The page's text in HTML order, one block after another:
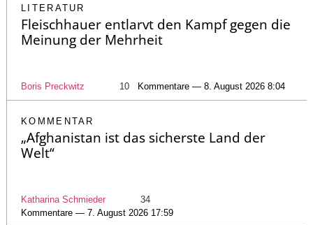
LITERATUR
Fleischhauer entlarvt den Kampf gegen die
Meinung der Mehrheit
Boris Preckwitz 10 Kommentare — 8. August 2026 8:04
KOMMENTAR
„Afghanistan ist das sicherste Land der
Welt“
Katharina Schmieder
34
Kommentare — 7. August 2026 17:59